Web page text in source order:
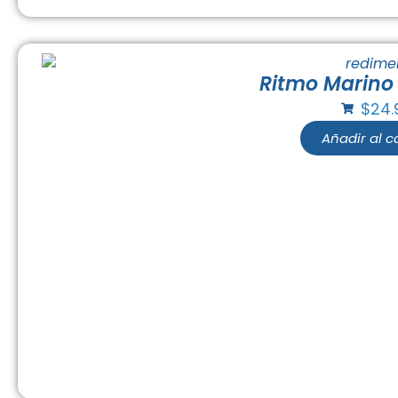
Ritmo
$
Añadir al